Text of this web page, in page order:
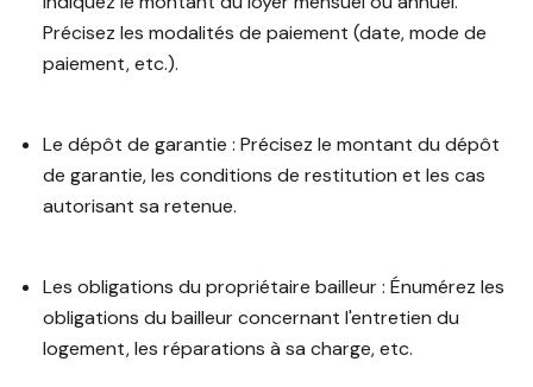
Précisez les modalités de paiement (date, mode de
paiement, etc.).
Le dépôt de garantie : Précisez le montant du dépôt
de garantie, les conditions de restitution et les cas
autorisant sa retenue.
Les obligations du propriétaire bailleur : Énumérez les
obligations du bailleur concernant l'entretien du
logement, les réparations à sa charge, etc.